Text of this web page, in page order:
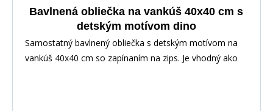
Bavlnená obliečka na vankúš 40x40 cm s
detským motívom dino
Samostatný bavlnený obliečka s detským motívom na
vankúš 40x40 cm so zapínaním na zips. Je vhodný ako